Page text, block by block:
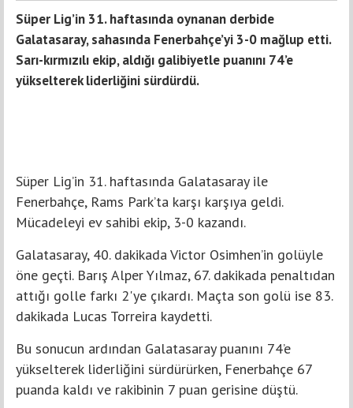
Süper Lig’in 31. haftasında oynanan derbide
Galatasaray, sahasında Fenerbahçe’yi 3-0 mağlup etti.
Sarı-kırmızılı ekip, aldığı galibiyetle puanını 74’e
yükselterek liderliğini sürdürdü.
Süper Lig’in 31. haftasında Galatasaray ile
Fenerbahçe, Rams Park’ta karşı karşıya geldi.
Mücadeleyi ev sahibi ekip, 3-0 kazandı.
Galatasaray, 40. dakikada Victor Osimhen’in golüyle
öne geçti. Barış Alper Yılmaz, 67. dakikada penaltıdan
attığı golle farkı 2'ye çıkardı. Maçta son golü ise 83.
dakikada Lucas Torreira kaydetti.
Bu sonucun ardından Galatasaray puanını 74’e
yükselterek liderliğini sürdürürken, Fenerbahçe 67
puanda kaldı ve rakibinin 7 puan gerisine düştü.